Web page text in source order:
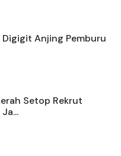
Anjing Pemburu
Setop Rekrut